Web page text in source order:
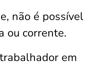
não é possível
ou corrente.
em